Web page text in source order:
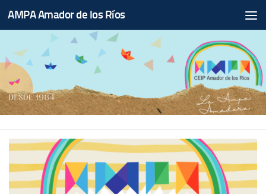
Saltar al contenido
AMPA Amador de los Ríos